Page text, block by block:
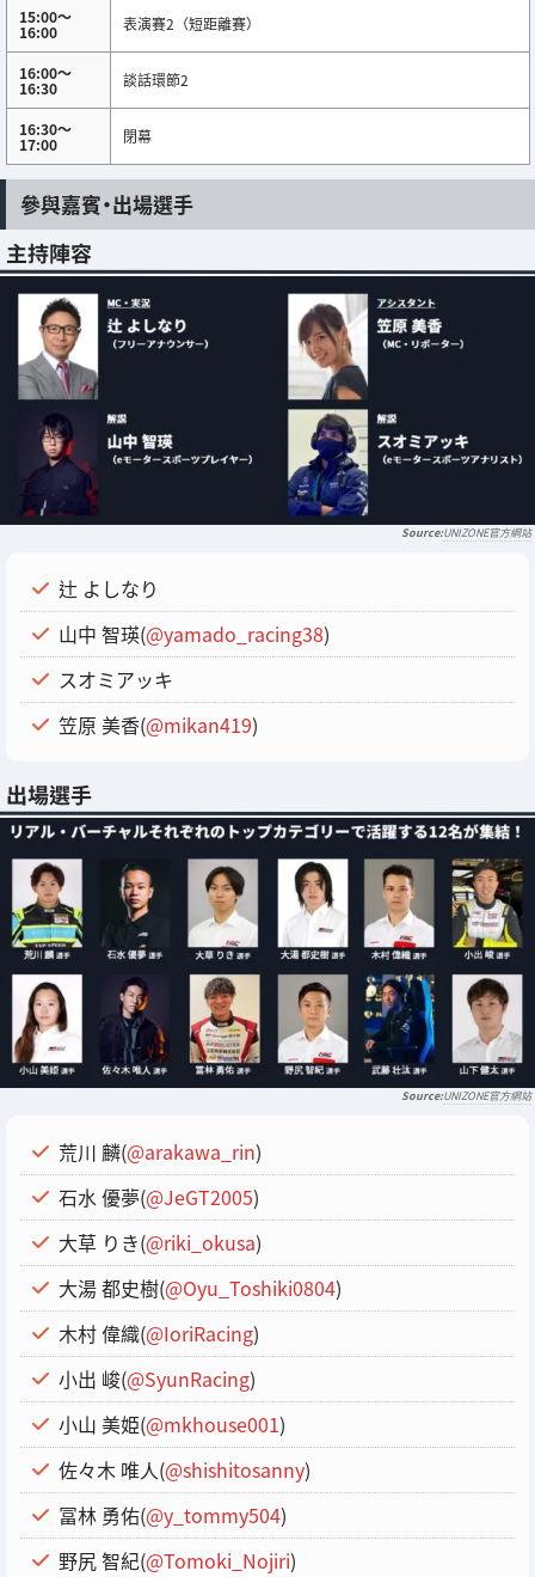
15:00～
16:00 表演賽2（短距離賽）
16:00～
16:30 談話環節2
16:30～
17:00 閉幕
參與嘉賓・出場選手
主持陣容
UNIZONE官方網站
辻 よしなり
山中 智瑛(@yamado_racing38)
スオミアッキ
笠原 美香(@mikan419)
出場選手
UNIZONE官方網站
荒川 麟(@arakawa_rin)
石水 優夢(@JeGT2005)
大草 りき(@riki_okusa)
大湯 都史樹(@Oyu_Toshiki0804)
木村 偉織(@IoriRacing)
小出 峻(@SyunRacing)
小山 美姫(@mkhouse001)
佐々木 唯人(@shishitosanny)
冨林 勇佑(@y_tommy504)
野尻 智紀(@Tomoki_Nojiri)